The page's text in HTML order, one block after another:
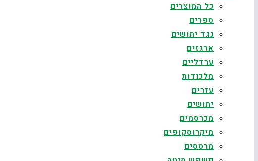
כל המוצרים
ספרים
נגד יתושים
ארגזים
ערדליים
מלכודות
עזרים
יתושים
מכרסמים
מיקרוסקופים
מרססים